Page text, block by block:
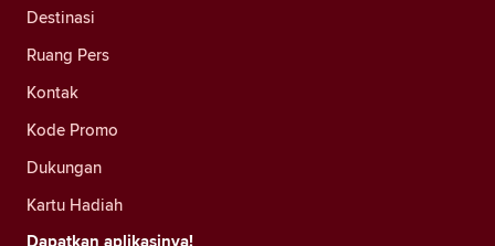
Destinasi
Ruang Pers
Kontak
Kode Promo
Dukungan
Kartu Hadiah